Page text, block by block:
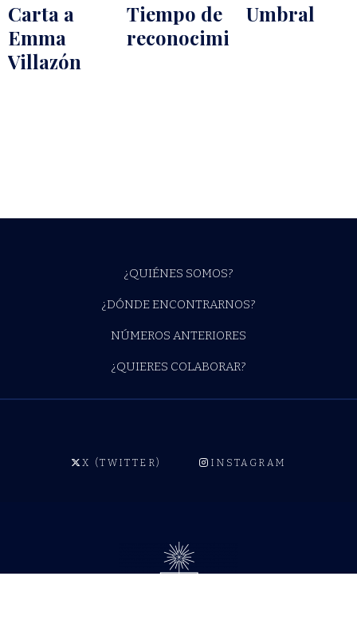
Carta a
Emma
Villazón
Tiempo de
reconocimiento
Umbral
¿QUIÉNES SOMOS?
¿DÓNDE ENCONTRARNOS?
NÚMEROS ANTERIORES
¿QUIERES COLABORAR?
X (TWITTER) INSTAGRAM